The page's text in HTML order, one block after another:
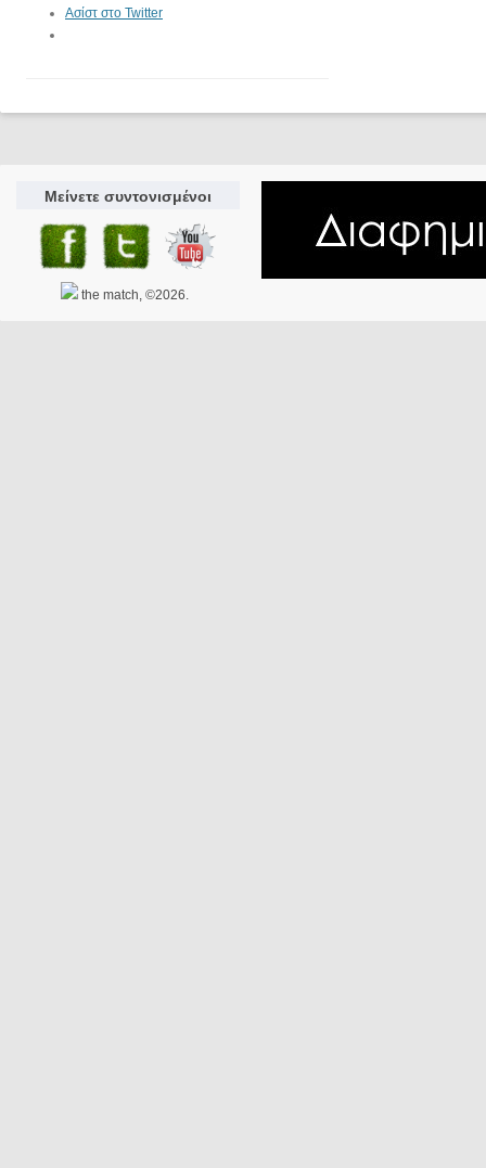
Ασίστ στο Twitter
Μείνετε συντονισμένοι
the match, ©2026.